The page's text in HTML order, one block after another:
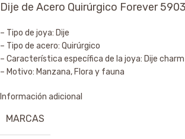
Dije de Acero Quirúrgico Forever
– Tipo de joya: Dije
– Tipo de acero: Quirúrgico
– Característica específica de la joya: Dije charm
– Motivo: Manzana, Flora y fauna
Información adicional
MARCAS